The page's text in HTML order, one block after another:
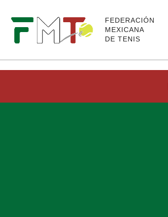
FEDERACIÓN
MEXICANA
DE TENIS